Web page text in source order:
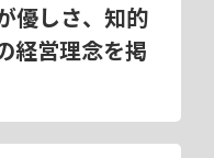
優しさ、知的
経営理念を掲